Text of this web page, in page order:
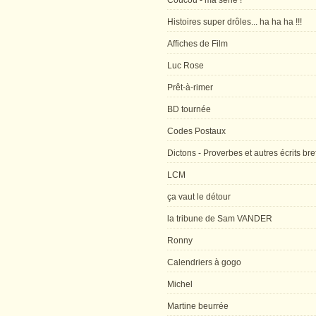
Histoires super drôles... ha ha ha !!!
Affiches de Film
Luc Rose
Prêt-à-rimer
BD tournée
Codes Postaux
Dictons - Proverbes et autres écrits
LCM
ça vaut le détour
la tribune de Sam VANDER
Ronny
Calendriers à gogo
Michel
Martine beurrée